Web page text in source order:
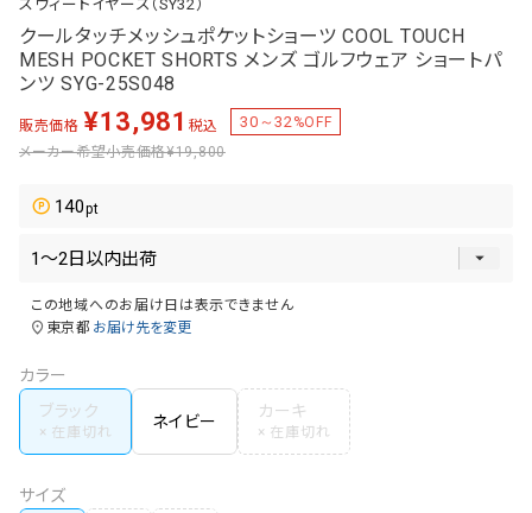
スウィートイヤーズ（SY32）
クールタッチメッシュポケットショーツ COOL TOUCH
MESH POCKET SHORTS メンズ ゴルフウェア ショートパ
ンツ SYG-25S048
販売価格 ¥13,981 税込 30～32 %OFF
メーカー希望小売価格¥19,800
140
この地域へのお届け日は表示できません
東京都 お届け先を変更
カラー
ブラック
ネイビー
カーキ
サイズ